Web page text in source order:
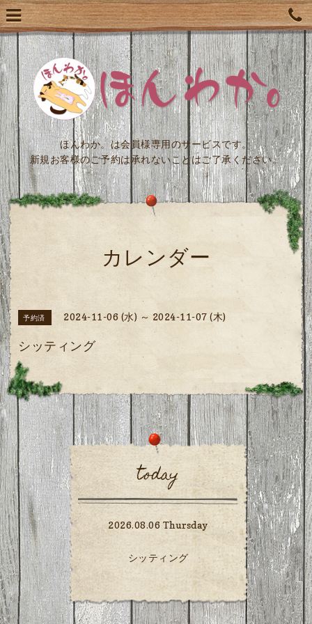
ほんわか。は会員様専用のサービスです。
新規お客様のご予約は承れないことはご了承ください。
カレンダー
予約済 2024-11-06 (水) ～ 2024-11-07 (木)
シッティング
today
2026.08.06 Thursday
シッティング